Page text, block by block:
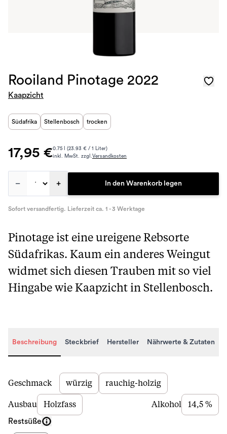
Rooiland Pinotage 2022
Kaapzicht
Südafrika Stellenbosch trocken
17,95 €0.75 l (23.93 € / 1 Liter)
inkl. MwSt. zzgl.Versandkosten
– + In den Warenkorb legen
Sofort versandfertig. Lieferzeit ca. 1 - 3 Werktage
Pinotage ist eine ureigene Rebsorte
Südafrikas. Kaum ein anderes Weingut
widmet sich diesen Trauben mit so viel
Hingabe wie Kaapzicht in Stellenbosch.
Beschreibung Steckbrief Hersteller Nährwerte & Zutaten
Beschreibung
Geschmack würzig rauchig-holzig
Ausbau Holzfass Alkohol 14,5 %
Restsüße